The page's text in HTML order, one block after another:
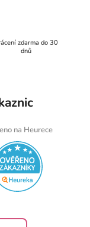
zdarma do 30
dnů
na Heurece